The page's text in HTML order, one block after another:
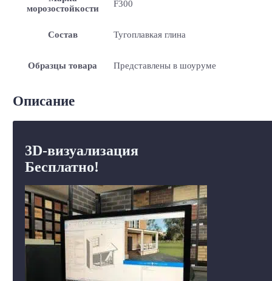
морозостойкости
F300
Состав Тугоплавкая глина
Образцы товара Представлены в шоуруме
Описание
3D-визуализация
Бесплатно!